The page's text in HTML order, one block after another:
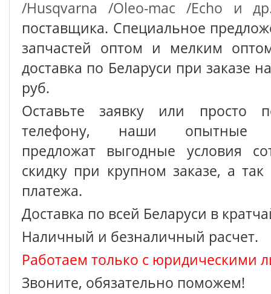
/Husqvarna /Oleo-mac /Echo и
поставщика. Специальное
запчастей оптом и мелким
доставка по Беларуси при заказе
руб.
Оставьте заявку или просто
телефону, наши опытные
предложат выгодные условия
скидку при крупном заказе, а так
платежа.
Доставка по всей Беларуси в
Наличный и безналичный расчет.
Работаем только с юридическими
Звоните, обязательно поможем!